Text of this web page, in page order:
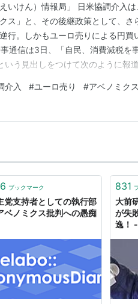
対策」（平成25年1月11日閣
日本に！ | 首相官邸ホームペ
ると思いますか。… - 人力検
ようと思いますんで、最も簡
ぜか，理由を説明して下さい
索はてな
いけん）情報局」 日米協調介入
ス」と、その後継政策として、さ
行。しかもユーロ売りによる円買
通信は3日、「自民、消費減税を
いう見出しをつけて次のように報
了承した。 異論は出たものの、小
総務会で了承を取り付…
介入 #ユーロ売り #アベノミクス
ブックマーク
党支持者としての執行部
ベノミクス批判への愚痴
831
大前
が失
逸！